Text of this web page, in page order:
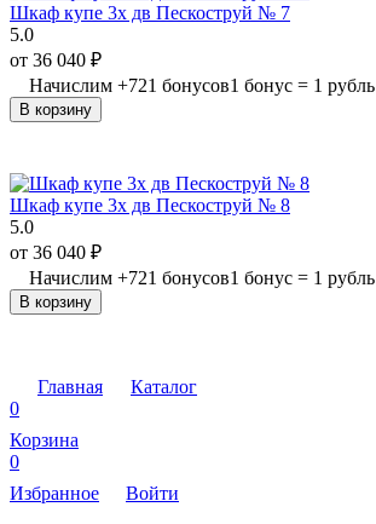
Шкаф купе 3х дв Пескоструй № 7
5.0
от 36 040 ₽
Начислим +721 бонусов1 бонус = 1 рубль
В корзину
Шкаф купе 3х дв Пескоструй № 8
5.0
от 36 040 ₽
Начислим +721 бонусов1 бонус = 1 рубль
В корзину
Главная
Каталог
0
Корзина
0
Избранное
Войти